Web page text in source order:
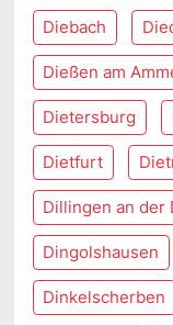
Diebach
Dießen am
Dietersburg
Dietfurt
Dillingen an der
Dingolshausen
Dinkelscherben